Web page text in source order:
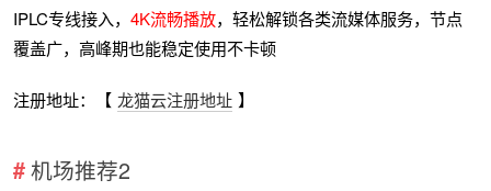
IPLC专线接入，4K流畅播放，轻松解锁各类流媒体服务，节点
覆盖广，高峰期也能稳定使用不卡顿
注册地址：【 龙猫云注册地址 】
机场推荐2